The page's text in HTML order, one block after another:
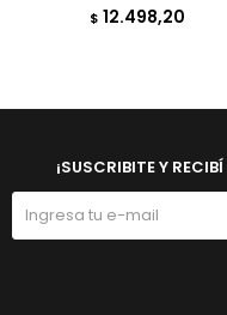
$ 12.498,20
¡SUSCRIBITE Y